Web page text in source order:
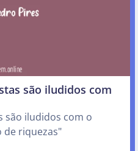
são iludidos com
são iludidos com o
de riquezas"